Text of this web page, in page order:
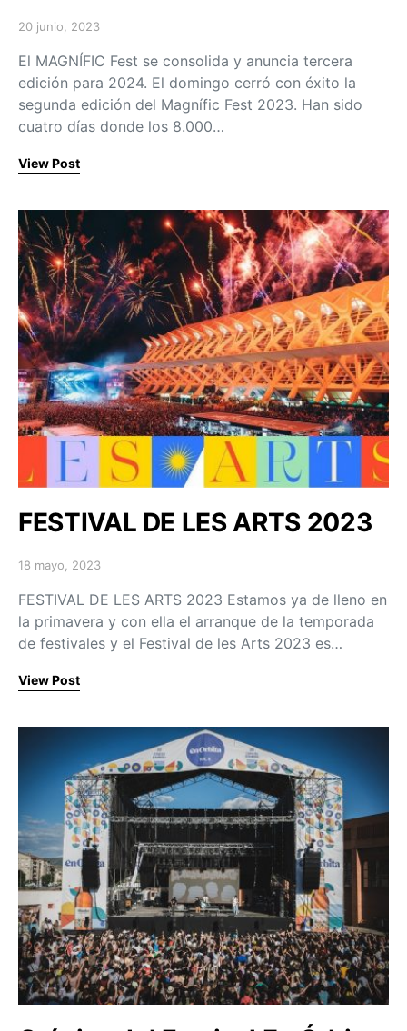
Posted on
20 junio, 2023
El MAGNÍFIC Fest se consolida y anuncia tercera
edición para 2024. El domingo cerró con éxito la
segunda edición del Magnífic Fest 2023. Han sido
cuatro días donde los 8.000…
View Post
FESTIVAL DE LES ARTS 2023
Posted on
18 mayo, 2023
FESTIVAL DE LES ARTS 2023 Estamos ya de lleno en
la primavera y con ella el arranque de la temporada
de festivales y el Festival de les Arts 2023 es…
View Post